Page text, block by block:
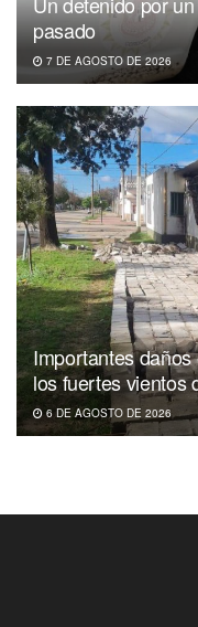
pasado
7 DE AGOSTO DE 2026
Importantes
los fuertes vientos
6 DE AGOSTO DE 2026